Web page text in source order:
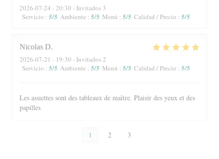
2026-07-24 - 20:30 - Invitados 3
Servicio : 5/5 Ambiente : 5/5 Menú : 5/5 Calidad / Precio : 5/5
Nicolas D
2026-07-21 - 19:30 - Invitados 2
Servicio : 5/5 Ambiente : 5/5 Menú : 5/5 Calidad / Precio : 5/5
Les assiettes sont des tableaux de maître. Plaisir des yeux et des
papilles
1 2 3